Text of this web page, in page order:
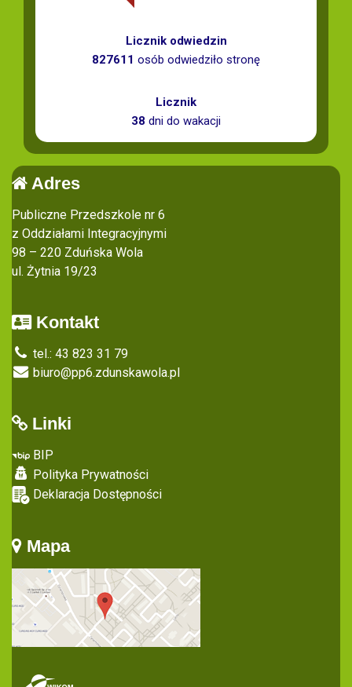
Licznik odwiedzin
827611 osób odwiedziło stronę
Licznik
38 dni do wakacji
Adres
Publiczne Przedszkole nr 6
z Oddziałami Integracyjnymi
98 – 220 Zduńska Wola
ul. Żytnia 19/23
Kontakt
tel.: 43 823 31 79
biuro@pp6.zdunskawola.pl
Linki
BIP
Polityka Prywatności
Deklaracja Dostępności
Mapa